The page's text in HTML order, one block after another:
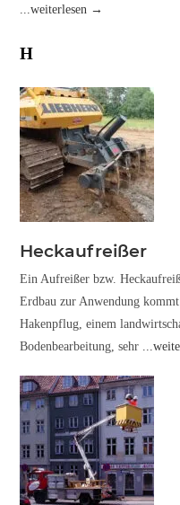
...weiterlesen →
H
Heckaufreißer
Ein Aufreißer bzw.
Erdbau zur Anwendung
Hakenpflug, einem
Bodenbearbeitung, sehr